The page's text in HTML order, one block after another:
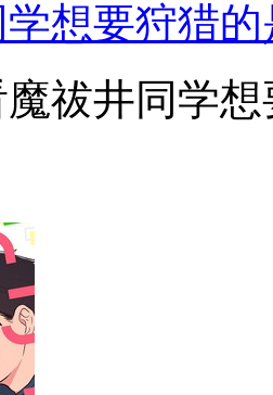
想要狩猎
祓井同学想